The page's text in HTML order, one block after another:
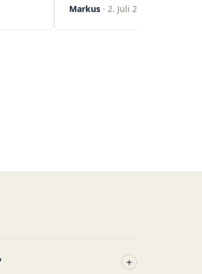
Markus · 2. Juli 2026
+